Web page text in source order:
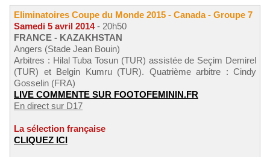
Eliminatoires Coupe du Monde 2015 - Canada - Groupe 7
Samedi 5 avril 2014- 20h50
FRANCE - KAZAKHSTAN
Angers (Stade Jean Bouin)
Arbitres : Hilal Tuba Tosun (TUR) assistée de Seçim Demirel
(TUR) et Belgin Kumru (TUR). Quatrième arbitre : Cindy
Gosselin (FRA)
LIVE COMMENTE SUR FOOTOFEMININ.FR
En direct sur D17
La sélection française
CLIQUEZ ICI